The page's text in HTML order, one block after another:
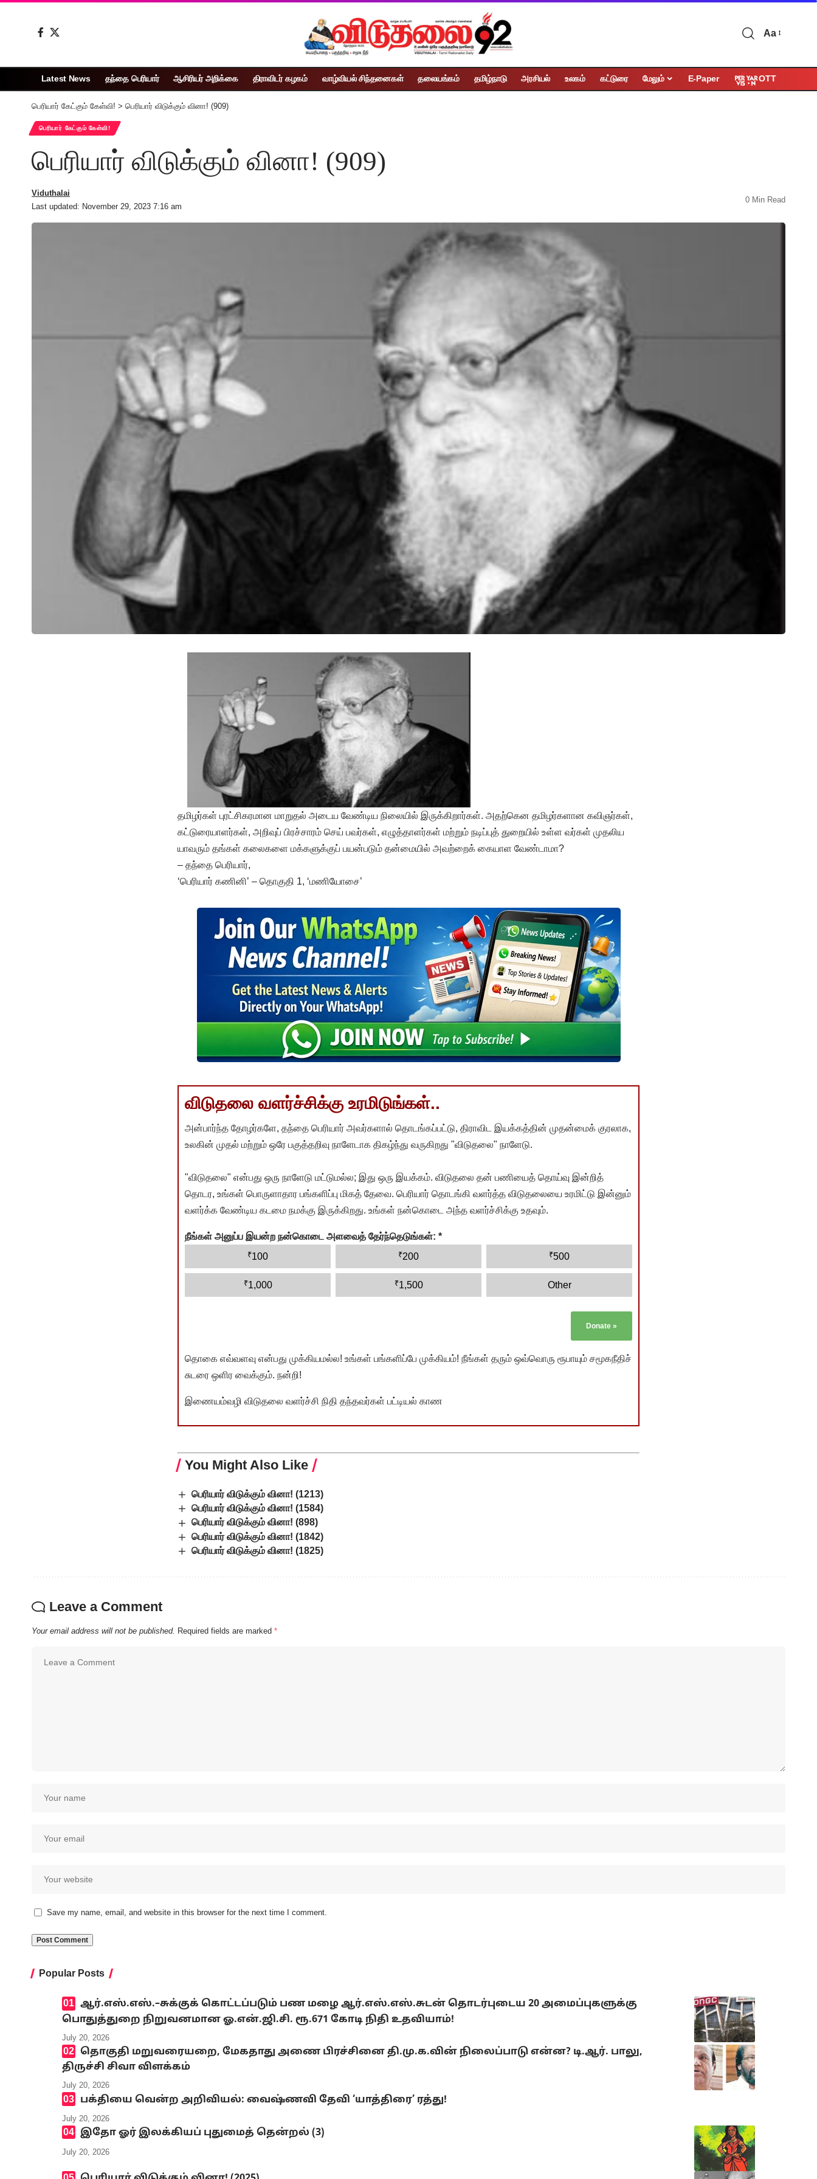
Aa
Latest News தந்தை பெரியார் ஆசிரியர் அறிக்கை திராவிடர் கழகம் வாழ்வியல் சிந்தனைகள் தலையங்கம் தமிழ்நாடு அரசியல் உலகம் கட்டுரை மேலும் E-Paper OTT
பெரியார் கேட்கும் கேள்வி! > பெரியார் விடுக்கும் வினா! (909)
பெரியார் கேட்கும் கேள்வி!
பெரியார் விடுக்கும் வினா! (909)
Last updated: November 29, 2023 7:16 am
Viduthalai
0 Min Read
தமிழர்கள் புரட்சிகரமான மாறுதல் அடைய வேண்டிய நிலையில் இருக்கிறார்கள். அதற்கென தமிழர்களான கவிஞர்கள்,
கட்டுரையாளர்கள், அறிவுப் பிரச்சாரம் செய் பவர்கள், எழுத்தாளர்கள் மற்றும் நடிப்புத் துறையில் உள்ள வர்கள் முதலிய
யாவரும் தங்கள் கலைகளை மக்களுக்குப் பயன்படும் தன்மையில் அவற்றைக் கையாள வேண்டாமா?
– தந்தை பெரியார்,
‘பெரியார் கணினி’ – தொகுதி 1, ‘மணியோசை’
விடுதலை வளர்ச்சிக்கு உரமிடுங்கள்..
அன்பார்ந்த தோழர்களே, தந்தை பெரியார் அவர்களால் தொடங்கப்பட்டு, திராவிட இயக்கத்தின் முதன்மைக் குரலாக,
உலகின் முதல் மற்றும் ஒரே பகுத்தறிவு நாளேடாக திகழ்ந்து வருகிறது "விடுதலை" நாளேடு.
"விடுதலை" என்பது ஒரு நாளேடு மட்டுமல்ல; இது ஒரு இயக்கம். விடுதலை தன் பணியைத் தொய்வு இன்றித்
தொடர, உங்கள் பொருளாதார பங்களிப்பு மிகத் தேவை. பெரியார் தொடங்கி வளர்த்த விடுதலையை உரமிட்டு இன்னும்
வளர்க்க வேண்டிய கடமை நமக்கு இருக்கிறது. உங்கள் நன்கொடை அந்த வளர்ச்சிக்கு உதவும்.
நீங்கள் அனுப்ப இயன்ற நன்கொடை அளவைத் தேர்ந்தெடுங்கள்: *
₹100 ₹200 ₹500
₹1,000 ₹1,500 Other
Donate »
தொகை எவ்வளவு என்பது முக்கியமல்ல! உங்கள் பங்களிப்பே முக்கியம்! நீங்கள் தரும் ஒவ்வொரு ரூபாயும் சமூகநீதிச்
சுடரை ஒளிர வைக்கும். நன்றி!
இணையம்வழி விடுதலை வளர்ச்சி நிதி தந்தவர்கள் பட்டியல் காண
You Might Also Like
பெரியார் விடுக்கும் வினா! (1213)
பெரியார் விடுக்கும் வினா! (1584)
பெரியார் விடுக்கும் வினா! (898)
பெரியார் விடுக்கும் வினா! (1842)
பெரியார் விடுக்கும் வினா! (1825)
Leave a Comment
Your email address will not be published. Required fields are marked *
Save my name, email, and website in this browser for the next time I comment.
Popular Posts
ஆர்.எஸ்.எஸ்.–சுக்குக் கொட்டப்படும் பண மழை ஆர்.எஸ்.எஸ்.சுடன் தொடர்புடைய 20 அமைப்புகளுக்கு
பொதுத்துறை நிறுவனமான ஓ.என்.ஜி.சி. ரூ.671 கோடி நிதி உதவியாம்!
July 20, 2026
தொகுதி மறுவரையறை, மேகதாது அணை பிரச்சினை தி.மு.க.வின் நிலைப்பாடு என்ன? டி.ஆர். பாலு,
திருச்சி சிவா விளக்கம்
July 20, 2026
பக்தியை வென்ற அறிவியல்: வைஷ்ணவி தேவி ‘யாத்திரை’ ரத்து!
July 20, 2026
இதோ ஓர் இலக்கியப் புதுமைத் தென்றல் (3)
July 20, 2026